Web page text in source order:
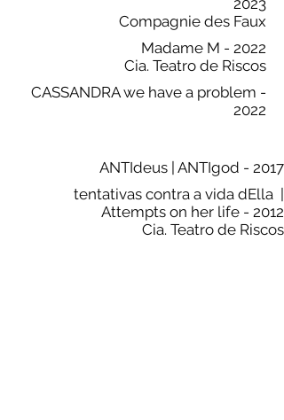
2023
Compagnie des Faux
Madame M - 2022
Cia. Teatro de Riscos
CASSANDRA we have a problem -
2022
ANTIdeus | ANTIgod - 2017
tentativas contra a vida dElla |
Attempts on her life - 2012
Cia. Teatro de Riscos